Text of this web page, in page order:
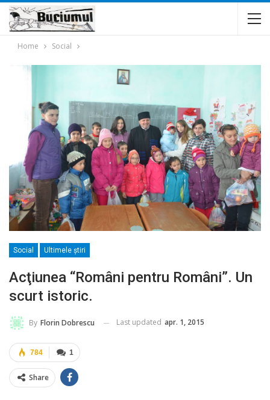
Home Social
Social Ultimele ştiri
Acţiunea “Români pentru Români”. Un
scurt istoric.
By Florin Dobrescu Last updated apr. 1, 2015
1
784
Share